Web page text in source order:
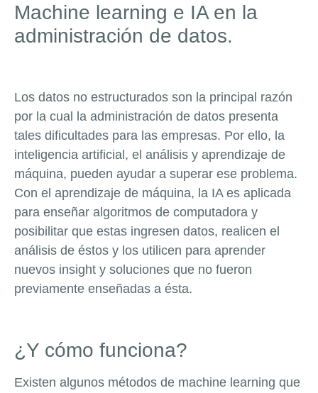
Machine learning e IA en la
administración de datos.
Los datos no estructurados son la principal razón
por la cual la administración de datos presenta
tales dificultades para las empresas. Por ello, la
inteligencia artificial, el análisis y aprendizaje de
máquina, pueden ayudar a superar ese problema.
Con el aprendizaje de máquina, la IA es aplicada
para enseñar algoritmos de computadora y
posibilitar que estas ingresen datos, realicen el
análisis de éstos y los utilicen para aprender
nuevos insight y soluciones que no fueron
previamente enseñadas a ésta.
¿Y cómo funciona?
Existen algunos métodos de machine learning que